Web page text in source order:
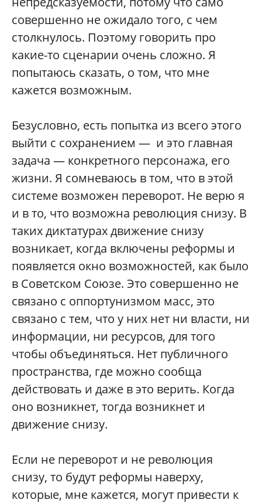
совершенно не ожидало того, с чем
столкнулось. Поэтому говорить про
какие-то сценарии очень сложно. Я
попытаюсь сказать, о том, что мне
кажется возможным.
Безусловно, есть попытка из всего этого
выйти с сохранением — и это главная
задача — конкретного персонажа, его
жизни. Я сомневаюсь в том, что в этой
системе возможен переворот. Не верю я
и в то, что возможна революция снизу. В
таких диктатурах движение снизу
возникает, когда включены реформы и
появляется окно возможностей, как было
в Советском Союзе. Это совершенно не
связано с оппортунизмом масс, это
связано с тем, что у них нет ни власти, ни
информации, ни ресурсов, для того
чтобы объединяться. Нет публичного
пространства, где можно сообща
действовать и даже в это верить. Когда
оно возникнет, тогда возникнет и
движение снизу.
Если не переворот и не революция
снизу, то будут реформы наверху,
которые, мне кажется, могут привести к